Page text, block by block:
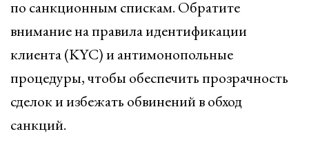
по санкционным спискам. Обратите
внимание на правила идентификации
клиента (KYC) и антимонопольные
процедуры, чтобы обеспечить прозрачность
сделок и избежать обвинений в обход
санкций.